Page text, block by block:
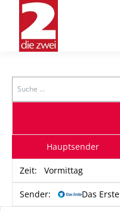
Search
Hauptsender
Zeit: Vormittag
Sender: Das Erste